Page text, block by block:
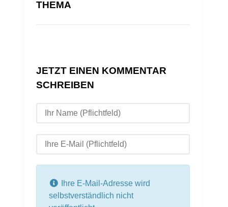
THEMA
JETZT EINEN KOMMENTAR
SCHREIBEN
Ihre E-Mail-Adresse wird
selbstverständlich nicht